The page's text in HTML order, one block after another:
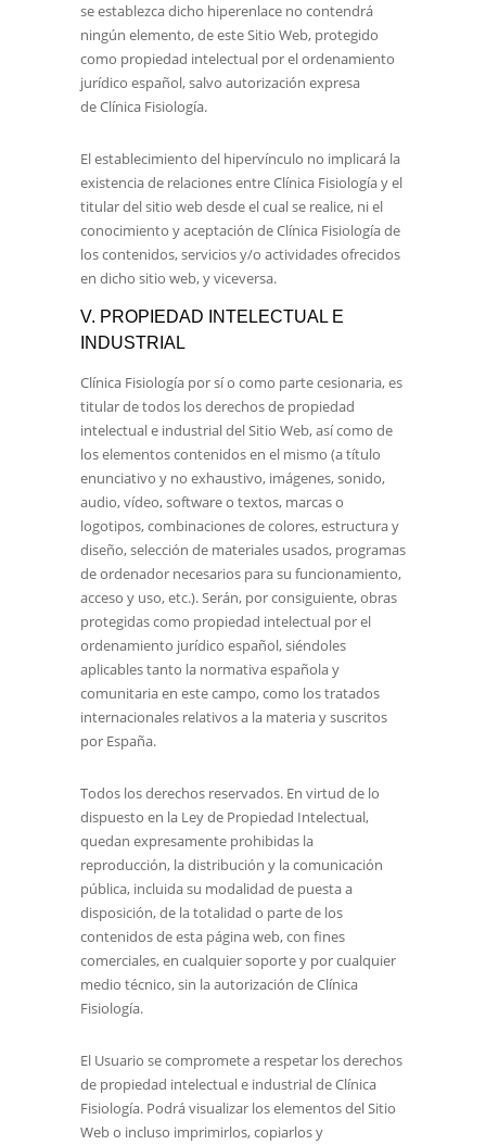
se establezca dicho hiperenlace no contendrá
ningún elemento, de este Sitio Web, protegido
como propiedad intelectual por el ordenamiento
jurídico español, salvo autorización expresa
deClínica Fisiología.
El establecimiento del hipervínculo no implicará la
existencia de relaciones entreClínica Fisiologíay el
titular del sitio web desde el cual se realice, ni el
conocimiento y aceptación deClínica Fisiologíade
los contenidos, servicios y/o actividades ofrecidos
en dicho sitio web, y viceversa.
V. PROPIEDAD INTELECTUAL E
INDUSTRIAL
Clínica Fisiología por sí o como parte cesionaria, es
titular de todos los derechos de propiedad
intelectual e industrial del Sitio Web, así como de
los elementos contenidos en el mismo (a título
enunciativo y no exhaustivo, imágenes, sonido,
audio, vídeo, software o textos, marcas o
logotipos, combinaciones de colores, estructura y
diseño, selección de materiales usados, programas
de ordenador necesarios para su funcionamiento,
acceso y uso, etc.). Serán, por consiguiente, obras
protegidas como propiedad intelectual por el
ordenamiento jurídico español, siéndoles
aplicables tanto la normativa española y
comunitaria en este campo, como los tratados
internacionales relativos a la materia y suscritos
por España.
Todos los derechos reservados. En virtud de lo
dispuesto en la Ley de Propiedad Intelectual,
quedan expresamente prohibidas la
reproducción, la distribución y la comunicación
pública, incluida su modalidad de puesta a
disposición, de la totalidad o parte de los
contenidos de esta página web, con fines
comerciales, en cualquier soporte y por cualquier
medio técnico, sin la autorización deClínica
Fisiología.
El Usuario se compromete a respetar los derechos
de propiedad intelectual e industrial deClínica
Fisiología. Podrá visualizar los elementos del Sitio
Web o incluso imprimirlos, copiarlos y